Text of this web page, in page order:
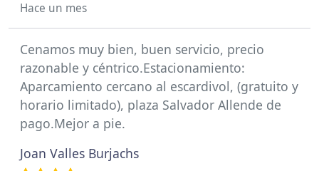
Hace un mes
Cenamos muy bien, buen servicio, precio
razonable y céntrico.Estacionamiento:
Aparcamiento cercano al escardivol, (gratuito y
horario limitado), plaza Salvador Allende de
pago.Mejor a pie.
Joan Valles Burjachs